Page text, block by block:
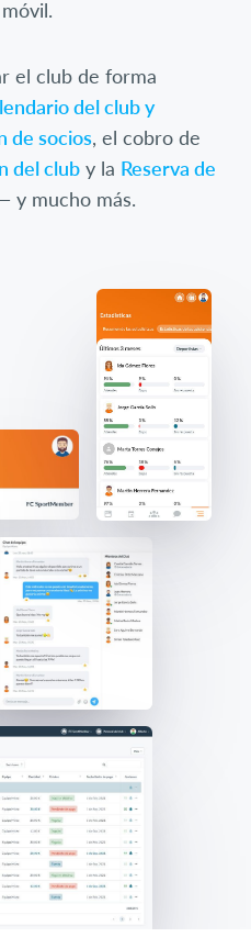
el club de forma
del club y
de socios, el cobro de
del club y la Reserva de
y mucho más.